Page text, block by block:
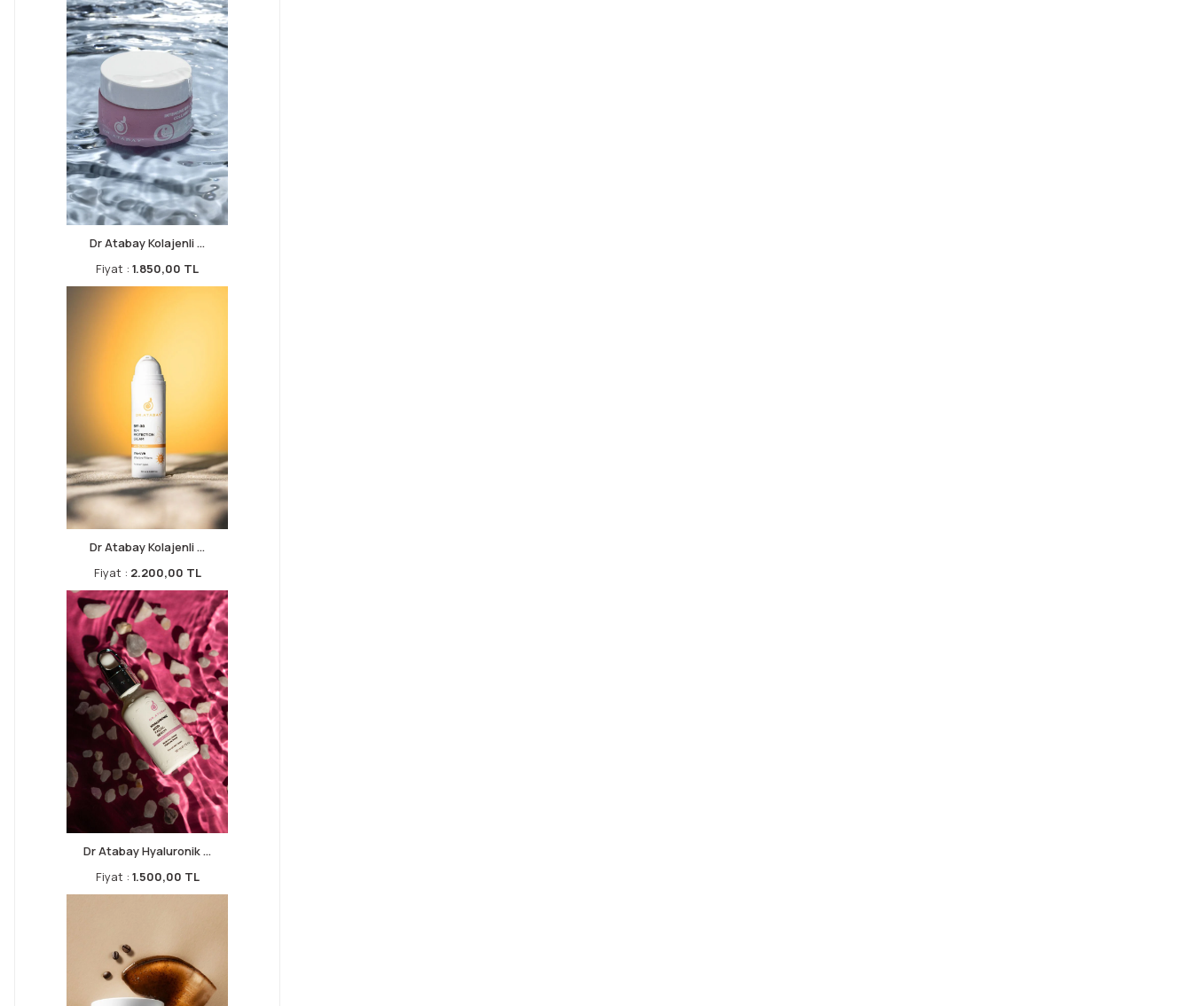
Dr Atabay Kolajenli ...
Fiyat : 1.850,00 TL
Dr Atabay Kolajenli ...
Fiyat : 2.200,00 TL
Dr Atabay Hyaluronik ...
Fiyat : 1.500,00 TL